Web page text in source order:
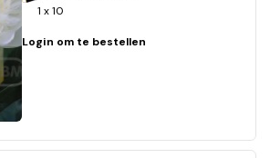
1 x 10
Login om te bestellen